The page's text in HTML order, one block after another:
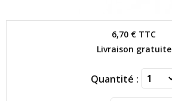
6,70 € TTC
Livraison gratuite
Quantité :